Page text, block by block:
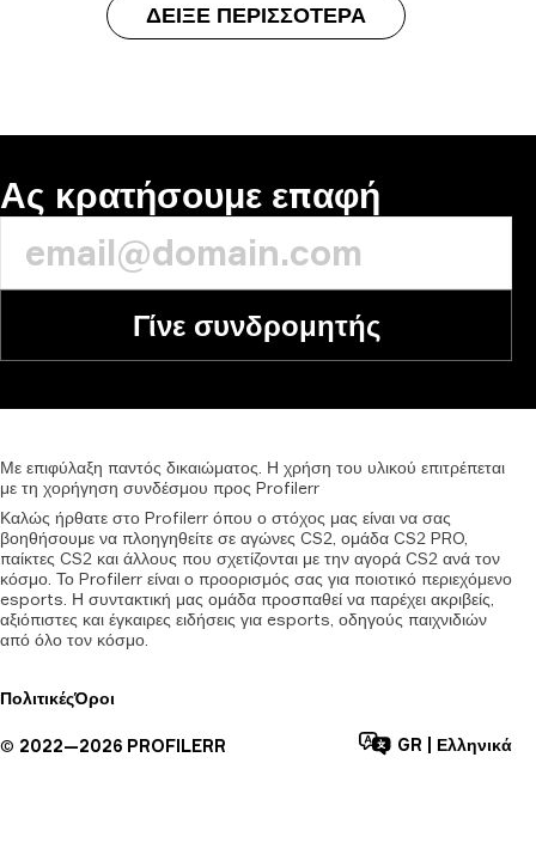
ΔΕΊΞΕ ΠΕΡΙΣΣΌΤΕΡΑ
Ας κρατήσουμε επαφή
Γίνε συνδρομητής
Με επιφύλαξη παντός δικαιώματος. Η χρήση του υλικού επιτρέπεται
με τη χορήγηση συνδέσμου προς Profilerr
Καλώς ήρθατε στο Profilerr όπου ο στόχος μας είναι να σας
βοηθήσουμε να πλοηγηθείτε σε αγώνες CS2, ομάδα CS2 PRO,
παίκτες CS2 και άλλους που σχετίζονται με την αγορά CS2 ανά τον
κόσμο. Το Profilerr είναι ο προορισμός σας για ποιοτικό περιεχόμενο
esports. Η συντακτική μας ομάδα προσπαθεί να παρέχει ακριβείς,
αξιόπιστες και έγκαιρες ειδήσεις για esports, οδηγούς παιχνιδιών
από όλο τον κόσμο.
ΠολιτικέςΌροι
© 2022—2026 PROFILERR GR Ελληνικά